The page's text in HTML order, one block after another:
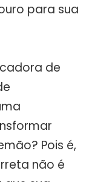
para sua
de
Pois é,
não é